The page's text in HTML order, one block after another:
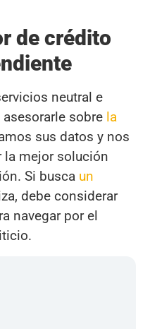
de crédito
neutral e
sobre la
sus datos y nos
la mejor solución
Si busca un
debe considerar
navegar por el